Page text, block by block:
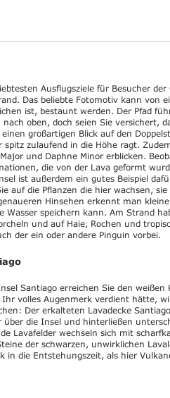
Ausflugsziele für Besucher
Das beliebte Fotomotiv kann von
ist, bestaunt werden. Der Pfad
oben, doch seien Sie versichert,
großartigen Blick auf den
spitz zulaufend in die Höhe ragt.
und Daphne Minor erblicken.
die von der Lava geformt
ist außerdem ein gutes Beispiel
auf die Pflanzen die hier wachsen,
Hinsehen erkennt man
Wasser speichern kann. Am Strand
und auf Haie, Rochen und
der ein oder andere Pinguin vorbei.
Santiago erreichen Sie den weißen
volles Augenmerk verdient hätte,
Der erkalteten Lavadecke
über die Insel und hinterließen
Lavafelder wechseln sich mit
der schwarzen, unwirklichen
in die Entstehungszeit, als hier